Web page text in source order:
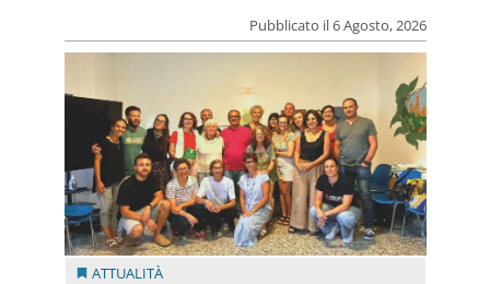
Pubblicato il 6 Agosto, 2026
ATTUALITÀ